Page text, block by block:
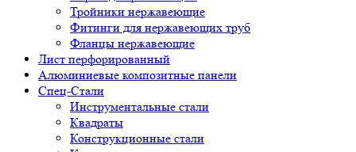
Тройники нержавеющие
Фитинги для нержавеющих труб
Фланцы нержавеющие
Лист перфорированный
Алюминиевые композитные панели
Спец-Стали
Инструментальные стали
Квадраты
Конструкционные стали